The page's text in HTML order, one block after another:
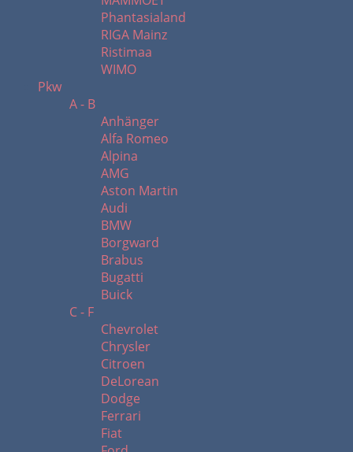
Phantasialand
RIGA Mainz
Ristimaa
WIMO
Pkw
A - B
Anhänger
Alfa Romeo
Alpina
AMG
Aston Martin
Audi
BMW
Borgward
Brabus
Bugatti
Buick
C - F
Chevrolet
Chrysler
Citroen
DeLorean
Dodge
Ferrari
Fiat